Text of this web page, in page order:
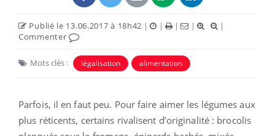
Publié le 13.06.2017 à 18h42 | | | |
|
Commenter
Mots clés : légalisation alimentation
Parfois, il en faut peu. Pour faire aimer les légumes aux
plus réticents, certains rivalisent d’originalité : brocolis